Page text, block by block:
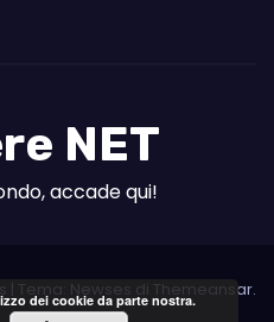
NET
accade qui!
| Tema: Newses di Themeansar.
dei cookie da parte nostra.